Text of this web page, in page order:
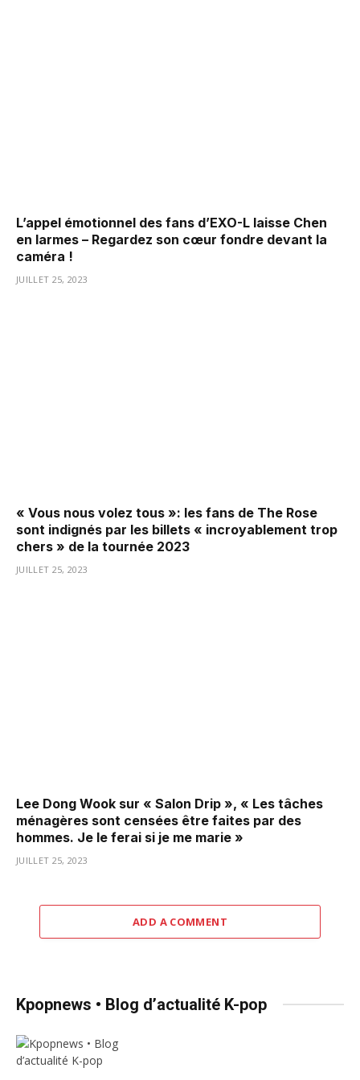
L’appel émotionnel des fans d’EXO-L laisse Chen
en larmes – Regardez son cœur fondre devant la
caméra !
JUILLET 25, 2023
« Vous nous volez tous »: les fans de The Rose
sont indignés par les billets « incroyablement trop
chers » de la tournée 2023
JUILLET 25, 2023
Lee Dong Wook sur « Salon Drip », « Les tâches
ménagères sont censées être faites par des
hommes. Je le ferai si je me marie »
JUILLET 25, 2023
ADD A COMMENT
Kpopnews • Blog d’actualité K-pop